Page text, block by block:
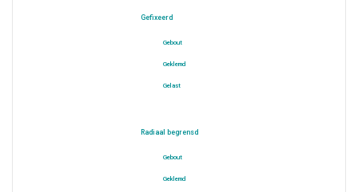
Gefixeerd
Gebout
Geklemd
Gelast
Radiaal begrensd
Gebout
Geklemd